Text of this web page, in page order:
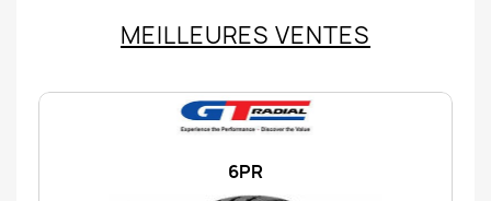
MEILLEURES VENTES
6PR